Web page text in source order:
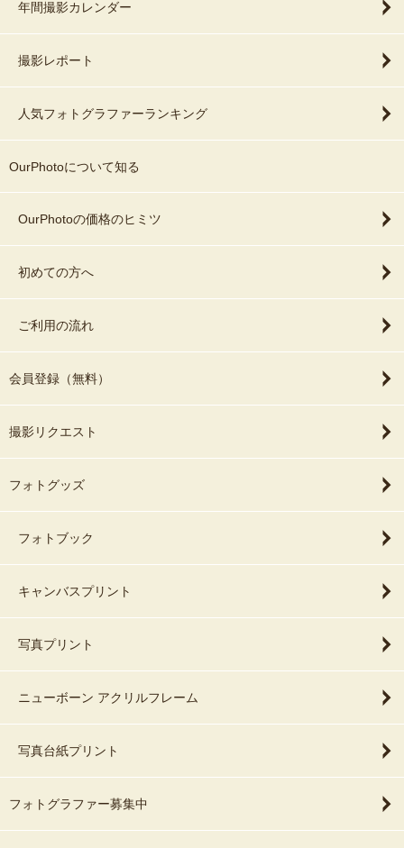
年間撮影カレンダー
撮影レポート
人気フォトグラファーランキング
OurPhotoについて知る
OurPhotoの価格のヒミツ
初めての方へ
ご利用の流れ
会員登録（無料）
撮影リクエスト
フォトグッズ
フォトブック
キャンバスプリント
写真プリント
ニューボーン アクリルフレーム
写真台紙プリント
フォトグラファー募集中